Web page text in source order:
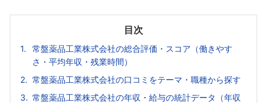
目次
常盤薬品工業株式会社の総合評価・スコア（働きやす
さ・平均年収・残業時間）
常盤薬品工業株式会社の口コミをテーマ・職種から探す
常盤薬品工業株式会社の年収・給与の統計データ（年収